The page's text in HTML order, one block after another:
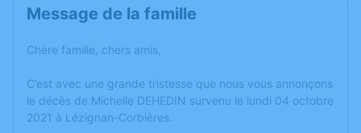
Message de la famille
Chère famille, chers amis,
C’est avec une grande tristesse que nous vous annonçons
le décès de Michelle DEHEDIN survenu le lundi 04 octobre
2021 à Lézignan-Corbières.